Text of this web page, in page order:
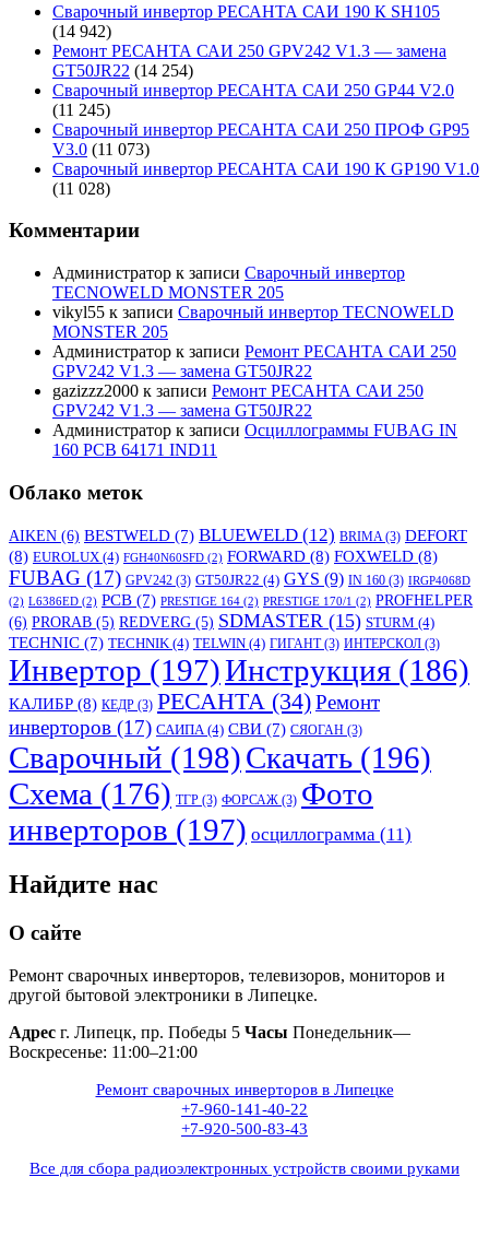
Сварочный инвертор РЕСАНТА САИ 190 К SH105
(14 942)
Ремонт РЕСАНТА САИ 250 GPV242 V1.3 — замена
GT50JR22 (14 254)
Сварочный инвертор РЕСАНТА САИ 250 GP44 V2.0
(11 245)
Сварочный инвертор РЕСАНТА САИ 250 ПРОФ GP95
V3.0 (11 073)
Сварочный инвертор РЕСАНТА САИ 190 К GP190 V1.0
(11 028)
Комментарии
Администратор к записи Сварочный инвертор
TECNOWELD MONSTER 205
vikyl55 к записи Сварочный инвертор TECNOWELD
MONSTER 205
Администратор к записи Ремонт РЕСАНТА САИ 250
GPV242 V1.3 — замена GT50JR22
gazizzz2000 к записи Ремонт РЕСАНТА САИ 250
GPV242 V1.3 — замена GT50JR22
Администратор к записи Осциллограммы FUBAG IN
160 PCB 64171 IND11
Облако меток
AIKEN (6) BESTWELD (7) BLUEWELD (12) BRIMA(3) DEFORT
(8) EUROLUX (4) FGH40N60SFD (2) FORWARD (8) FOXWELD (8)
FUBAG (17) GPV242 (3) GT50JR22 (4) GYS (9) IN 160 (3) IRGP4068D
(2) L6386ED (2) PCB (7) PRESTIGE 164 (2) PRESTIGE 170/1 (2) PROFHELPER
(6) PRORAB (5) REDVERG (5) SDMASTER (15) STURM (4)
TECHNIC (7) TECHNIK (4) TELWIN (4) ГИГАНТ(3) ИНТЕРСКОЛ (3)
Инвертор (197)Инструкция (186)
КАЛИБР (8) КЕДР (3) РЕСАНТА (34)Ремонт
инверторов (17) САИПА(4) СВИ (7) СЯОГАН (3)
Сварочный (198)Скачать (196)
Схема (176) ТГР (3) ФОРСАЖ (3) Фото
инверторов (197) осциллограмма (11)
Найдите нас
О сайте
Ремонт сварочных инверторов, телевизоров, мониторов и
другой бытовой электроники в Липецке.
Адрес г. Липецк, пр. Победы 5 Часы Понедельник—
Воскресенье: 11:00–21:00
Ремонт сварочных инверторов в Липецке
+7-960-141-40-22
+7-920-500-83-43
Все для сбора радиоэлектронных устройств своими руками